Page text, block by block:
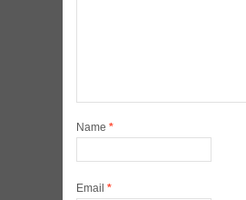
Name *
Email *